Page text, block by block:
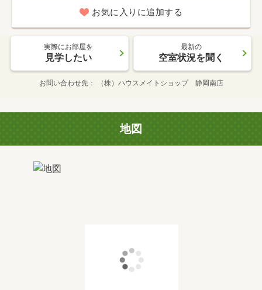
お気に入りに追加する
実際にお部屋を
見学したい
最新の
空室状況を聞く
お問い合わせ先 （株）ハウスメイトショップ 静岡南店
地図